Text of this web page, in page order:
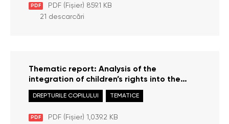
PDF PDF (Fișier) 859.1 KB
21 descarcări
Thematic report: Analysis of the
integration of children’s rights into the
curricula of the National Institute of Justice
PDF PDF (Fișier) 1,039.2 KB
DREPTURILE COPILULUI TEMATICE